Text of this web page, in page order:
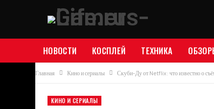
НОВОСТИ КОСПЛЕЙ ТЕХНИКА
Главная Кино и сериалы Скуби-Ду от Netflix: что известно о
КИНО И СЕРИАЛЫ